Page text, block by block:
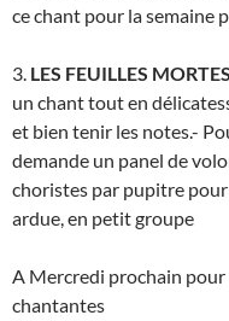
ce chant pour la semaine
3. LES FEUILLES MORTES
un chant tout en
et bien tenir les notes.-
demande un panel de
choristes par pupitre
ardue, en petit groupe
A Mercredi prochain
chantantes